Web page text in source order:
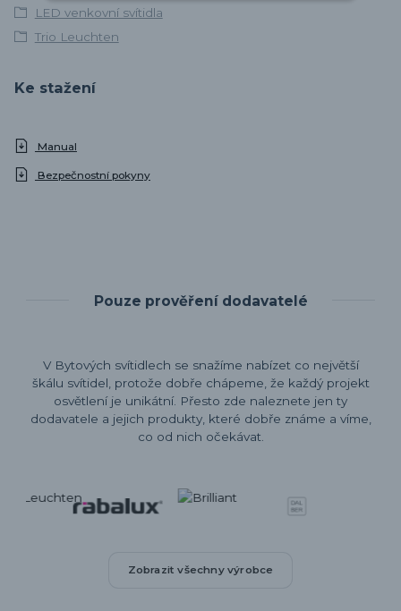
LED venkovní svítidla
Trio Leuchten
Ke stažení
Manual
Bezpečnostní pokyny
Pouze prověření dodavatelé
V Bytových svítidlech se snažíme nabízet co největší
škálu svítidel, protože dobře chápeme, že každý projekt
osvětlení je unikátní. Přesto zde naleznete jen ty
dodavatele a jejich produkty, které dobře známe a víme,
co od nich očekávat.
Zobrazit všechny výrobce